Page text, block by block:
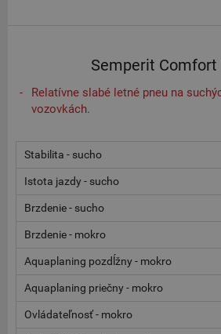
Semperit Comfort
Relatívne slabé letné pneu na
vozovkách.
Stabilita - sucho
Istota jazdy - sucho
Brzdenie - sucho
Brzdenie - mokro
Aquaplaning pozdĺžny - mokro
Aquaplaning priečny - mokro
Ovládateľnosť - mokro